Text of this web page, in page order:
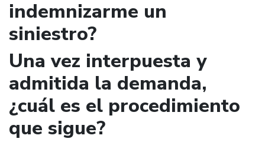
indemnizarme un
siniestro?
Una vez interpuesta y
admitida la demanda,
¿cuál es el procedimiento
que sigue?